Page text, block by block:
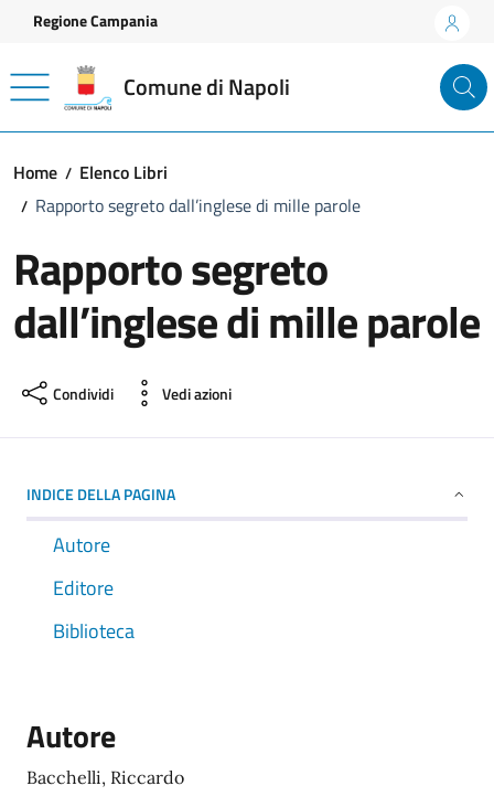
Vai ai contenuti
Vai al footer
Regione Campania
Comune di Napoli
Home
Elenco Libri
Rapporto segreto dall’inglese di mille parole
Rapporto segreto
dall’inglese di mille parole
Condividi Vedi azioni
INDICE DELLA PAGINA
Autore
Editore
Biblioteca
Autore
Bacchelli, Riccardo